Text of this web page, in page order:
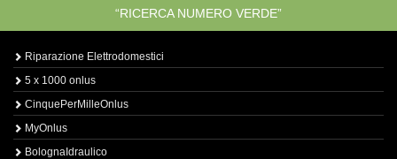
“RICERCA NUMERO VERDE”
Riparazione Elettrodomestici
5 x 1000 onlus
CinquePerMilleOnlus
MyOnlus
BolognaIdraulico